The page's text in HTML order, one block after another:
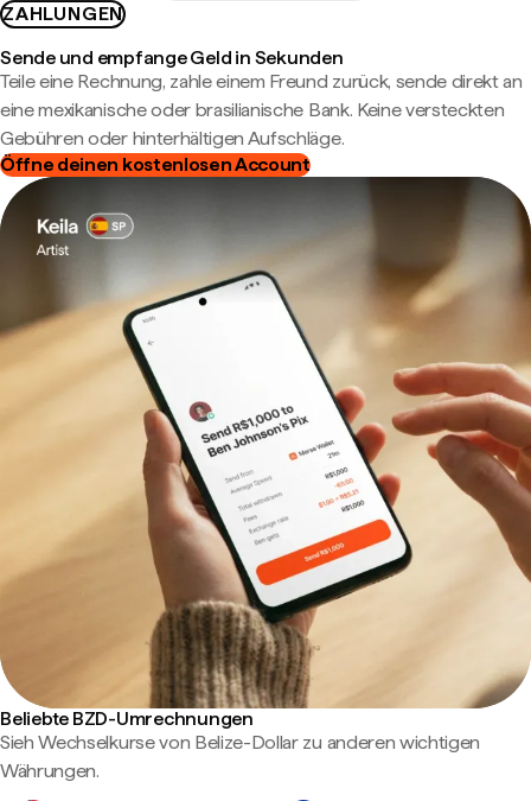
ZAHLUNGEN
Sende und empfange Geld in Sekunden
Teile eine Rechnung, zahle einem Freund zurück, sende direkt an
eine mexikanische oder brasilianische Bank. Keine versteckten
Gebühren oder hinterhältigen Aufschläge.
Öffne deinen kostenlosen Account
Beliebte BZD-Umrechnungen
Sieh Wechselkurse von Belize-Dollar zu anderen wichtigen
Währungen.